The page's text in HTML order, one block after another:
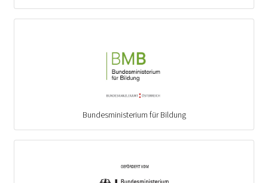
Bundesministerium für Bildung